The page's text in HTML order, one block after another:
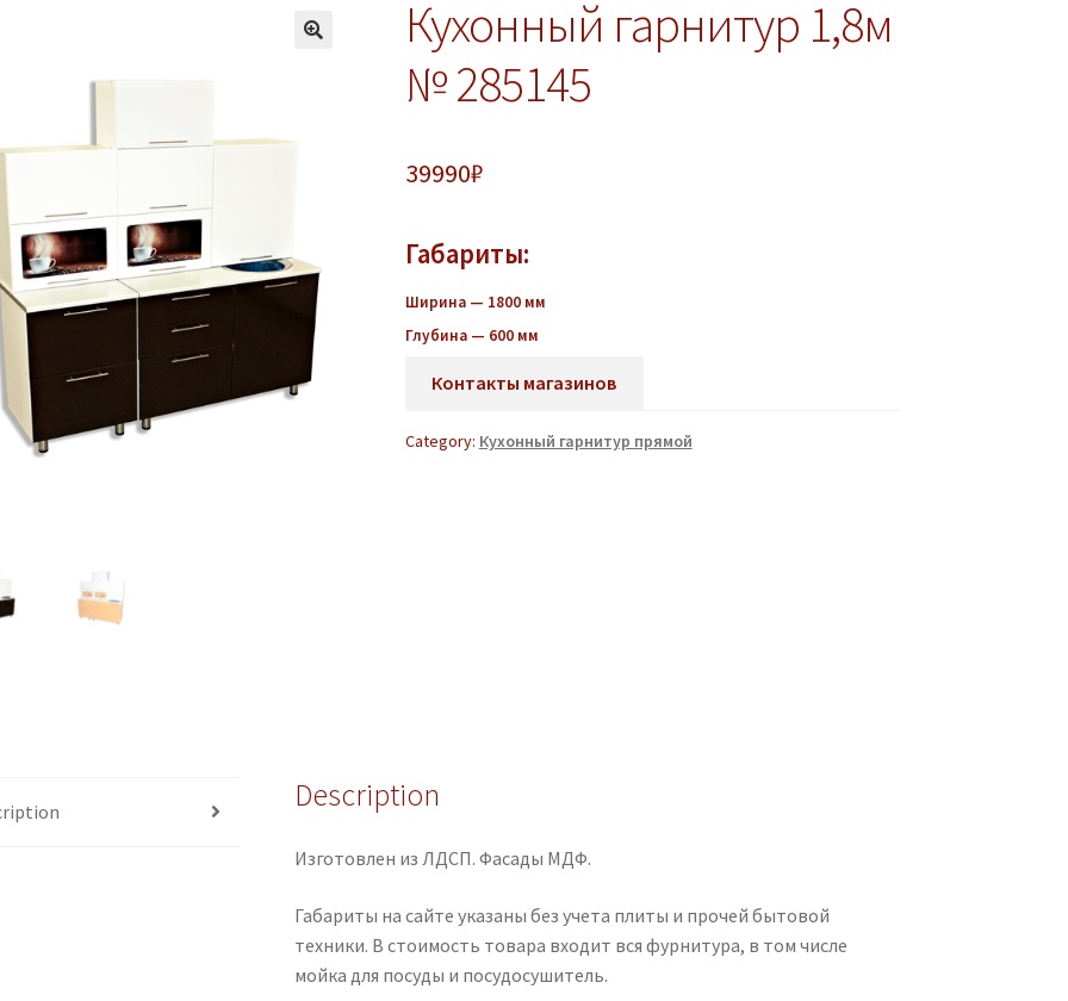
Кухонный гарнитур 1,8м
№ 285145
39990₽
Габариты:
Ширина — 1800 мм
Глубина — 600 мм
Контакты магазинов
Category: Кухонный гарнитур прямой
Description
Изготовлен из ЛДСП. Фасады МДФ.
Габариты на сайте указаны без учета плиты и прочей бытовой
техники. В стоимость товара входит вся фурнитура, в том числе
мойка для посуды и посудосушитель.